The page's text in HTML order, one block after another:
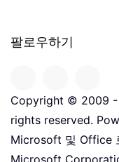
팔로우하기
Copyright © 2009 -
rights reserved.
Microsoft 및 Office